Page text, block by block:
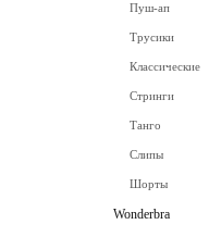
Пуш-ап
Трусики
Классические
Стринги
Танго
Слипы
Шорты
Wonderbra